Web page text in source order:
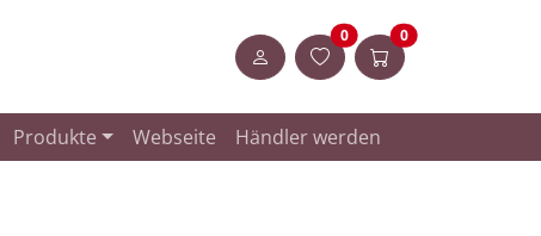
Anmelden
0Artikel in der Merkliste
0Artikel im
Produkte Webseite Händler werden